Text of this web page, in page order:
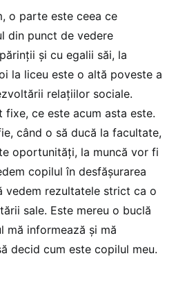
o parte este ceea ce
din punct de vedere
și cu egalii săi, la
la liceu este o altă poveste a
relațiilor sociale.
fixe, ce este acum asta este.
când o să ducă la facultate,
oportunități, la muncă vor fi
copilul în desfășurarea
vedem rezultatele strict ca o
sale. Este mereu o buclă
mă informează și mă
decid cum este copilul meu.